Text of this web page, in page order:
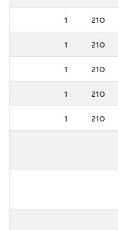
210
1
210
1
210
1
210
1
210
1